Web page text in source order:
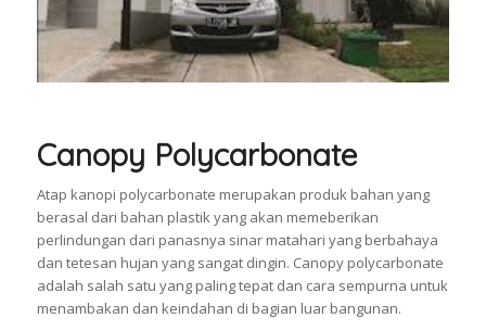
Canopy Polycarbonate
Atap kanopi polycarbonate merupakan produk bahan yang
berasal dari bahan plastik yang akan memeberikan
perlindungan dari panasnya sinar matahari yang berbahaya
dan tetesan hujan yang sangat dingin. Canopy polycarbonate
adalah salah satu yang paling tepat dan cara sempurna untuk
menambakan dan keindahan di bagian luar bangunan.